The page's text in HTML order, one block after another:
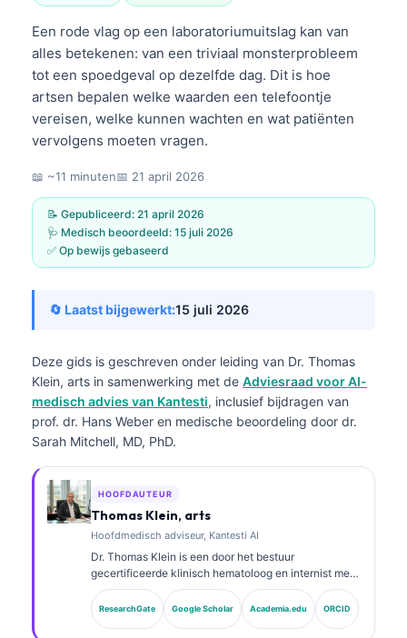
Een rode vlag op een laboratoriumuitslag kan van
alles betekenen: van een triviaal monsterprobleem
tot een spoedgeval op dezelfde dag. Dit is hoe
artsen bepalen welke waarden een telefoontje
vereisen, welke kunnen wachten en wat patiënten
vervolgens moeten vragen.
📖 ~11 minuten📅 21 april 2026
📝 Gepubliceerd: 21 april 2026
🩺 Medisch beoordeeld: 15 juli 2026
✅ Op bewijs gebaseerd
🔄 Laatst bijgewerkt:15 juli 2026
Deze gids is geschreven onder leiding van Dr. Thomas
Klein, arts in samenwerking met de Adviesraad voor AI-
medisch advies van Kantesti, inclusief bijdragen van
prof. dr. Hans Weber en medische beoordeling door dr.
Sarah Mitchell, MD, PhD.
HOOFDAUTEUR
Thomas Klein, arts
Hoofdmedisch adviseur, Kantesti AI
Dr. Thomas Klein is een door het bestuur
gecertificeerde klinisch hematoloog en internist met
meer dan 15 jaar ervaring in
laboratoriumgeneeskunde en door AI ondersteunde
klinische analyse. Als Chief Medical Officer bij
ResearchGate Google Scholar Academia.edu ORCID